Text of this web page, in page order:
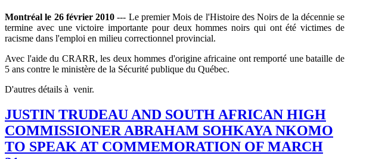
Montréal le 26 février 2010--- Le premier Mois de l'Histoire des Noirs de la décennie se
termine avec une victoire importante pour deux hommes noirs qui ont été victimes de
racisme dans l'emploi en milieu correctionnel provincial.
Avec l'aide du CRARR, les deux hommes d'origine africaine ont remporté une bataille de
5 ans contre le ministère de la Sécurité publique du Québec.
D'autres détails à venir.
JUSTIN TRUDEAU AND SOUTH AFRICAN HIGH
COMMISSIONER ABRAHAM SOHKAYA NKOMO
TO SPEAK AT COMMEMORATION OF MARCH